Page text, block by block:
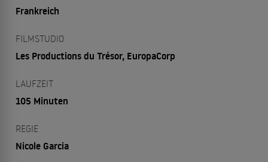
Frankreich
FILMSTUDIO
Les Productions du Trésor, EuropaCorp
LAUFZEIT
105 Minuten
REGIE
Nicole Garcia